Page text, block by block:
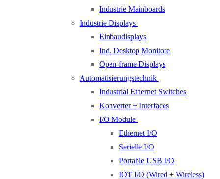
Industrie Mainboards
Industrie Displays
Einbaudisplays
Ind. Desktop Monitore
Open-frame Displays
Automatisierungstechnik
Industrial Ethernet Switches
Konverter + Interfaces
I/O Module
Ethernet I/O
Serielle I/O
Portable USB I/O
IOT I/O (Wired + Wireless)